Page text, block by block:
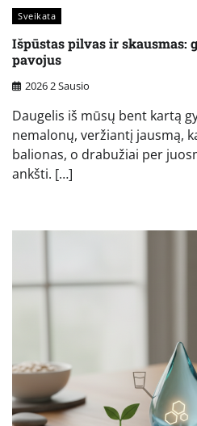
Sveikata
Išpūstas pilvas ir skausmas:
pavojus
2026 2 Sausio
Daugelis iš mūsų bent kartą
nemalonų, veržiantį jausmą,
balionas, o drabužiai per
ankšti. […]